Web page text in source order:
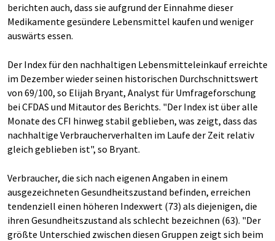
berichten auch, dass sie aufgrund der Einnahme dieser
Medikamente gesündere Lebensmittel kaufen und weniger
auswärts essen.
Der Index für den nachhaltigen Lebensmitteleinkauf erreichte
im Dezember wieder seinen historischen Durchschnittswert
von 69/100, so Elijah Bryant, Analyst für Umfrageforschung
bei CFDAS und Mitautor des Berichts. "Der Index ist über alle
Monate des CFI hinweg stabil geblieben, was zeigt, dass das
nachhaltige Verbraucherverhalten im Laufe der Zeit relativ
gleich geblieben ist", so Bryant.
Verbraucher, die sich nach eigenen Angaben in einem
ausgezeichneten Gesundheitszustand befinden, erreichen
tendenziell einen höheren Indexwert (73) als diejenigen, die
ihren Gesundheitszustand als schlecht bezeichnen (63). "Der
größte Unterschied zwischen diesen Gruppen zeigt sich beim